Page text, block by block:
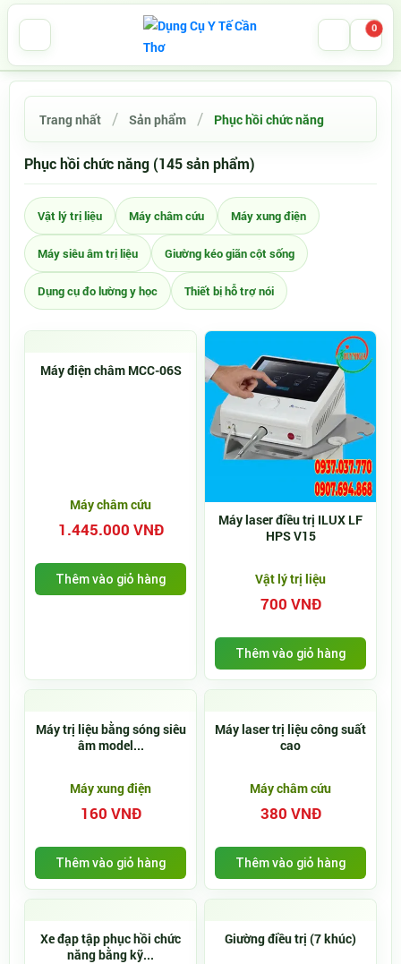
0
Trang nhất Sản phẩm Phục hồi chức năng
Phục hồi chức năng (145 sản phẩm)
Vật lý trị liệu Máy châm cứu Máy xung điện
Máy siêu âm trị liệu Giường kéo giãn cột sống
Dụng cụ đo lường y học Thiết bị hỗ trợ nói
Máy điện châm MCC-06S
Máy châm cứu
1.445.000 VNĐ
Thêm vào giỏ hàng
Máy laser điều trị ILUX LF
HPS V15
Vật lý trị liệu
700 VNĐ
Thêm vào giỏ hàng
Máy trị liệu bằng sóng siêu
âm model...
Máy xung điện
160 VNĐ
Thêm vào giỏ hàng
Máy laser trị liệu công suất
cao
Máy châm cứu
380 VNĐ
Thêm vào giỏ hàng
Xe đạp tập phục hồi chức
năng bằng kỹ...
Giường điều trị (7 khúc)